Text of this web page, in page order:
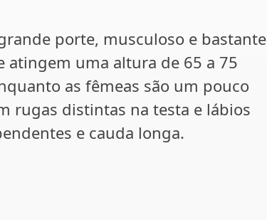
porte, musculoso e bastante
atingem uma altura de 65 a 75
as fêmeas são um pouco
rugas distintas na testa e lábios
e cauda longa.